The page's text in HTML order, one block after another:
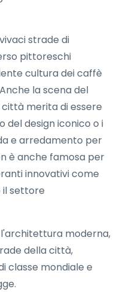
strade di
pittoreschi
cultura dei caffè
la scena del
merita di essere
del design iconico o i
e arredamento per
è anche famosa per
innovativi come
il settore
moderna,
della città,
classe mondiale e